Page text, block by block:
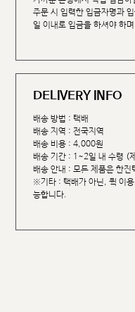
주문 시 입력한 입금자명과
일 이내로 입금을 하셔야 하
DELIVERY INFO
배송 방법 : 택배
배송 지역 : 전국지역
배송 비용 : 4,000원
배송 기간 : 1~2일 내 수령 (
배송 안내 : 모든 제품은 한진
※기타 : 택배가 아닌, 퀵 이
능합니다.